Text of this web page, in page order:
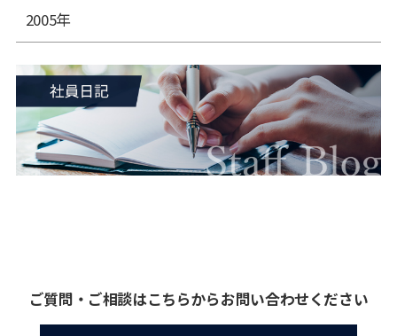
2005年
ご質問・ご相談はこちらからお問い合わせください